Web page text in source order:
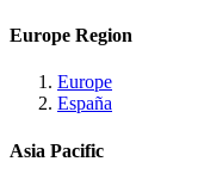
Europe Region
Europe
España
Asia Pacific